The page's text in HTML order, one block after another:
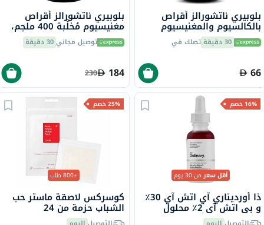
بلوبيري ناتشورالز أقراص
بالكالسيوم والمغنيسيوم
والزنك، 100 قطعة30 دقيقة تصلك في
66
بلوبيري ناتشورالز أقراص
مغنيسيوم مُخلَّبة 400 ملجم،
90 قطعة B0258 توصيل مجاني30 دقيقة
184
230
16% خصم
أقل سعرمن 30 يوم
ذا أورديناري آي اتش آي 30٪
و بي اتش آي 2٪ محلول
25% خصم
+800 طلب
كوسركس لاصقة ماستر حب
الشباب حزمة من 24